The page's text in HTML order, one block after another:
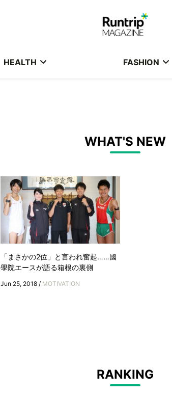
HEALTH FASHION
WHAT'S NEW
「まさかの2位」と言われ奮起……國
學院エースが語る箱根の裏側
Jun 25, 2018 / MOTIVATION
RANKING